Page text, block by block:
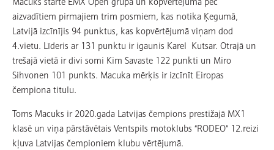
aizvadītiem pirmajiem trim posmiem, kas notika Ķegumā,
Latvijā izcīnījis 94 punktus, kas kopvērtējumā viņam dod
4.vietu. Līderis ar 131 punktu ir igaunis Karel Kutsar. Otrajā un
trešajā vietā ir divi somi Kim Savaste 122 punkti un Miro
Sihvonen 101 punkts. Macuka mērķis ir izcīnīt Eiropas
čempiona titulu.
Toms Macuks ir 2020.gada Latvijas čempions prestižajā MX1
klasē un viņa pārstāvētais Ventspils motoklubs “RODEO” 12.reizi
kļuva Latvijas čempioniem klubu vērtējumā.